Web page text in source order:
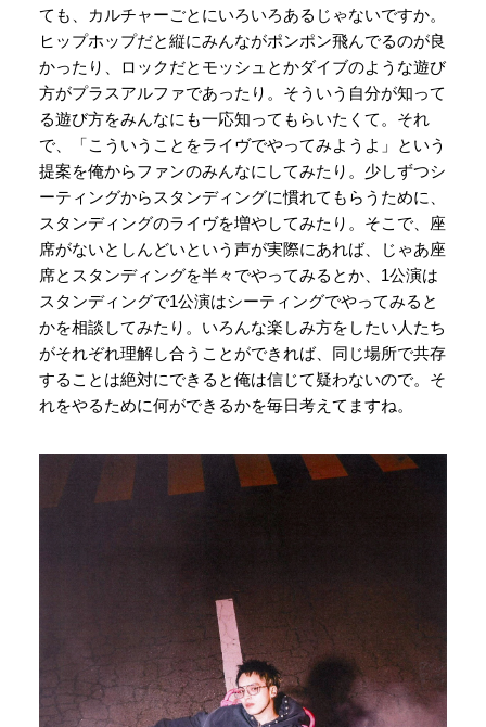
ても、カルチャーごとにいろいろあるじゃないですか。
ヒップホップだと縦にみんながポンポン飛んでるのが良
かったり、ロックだとモッシュとかダイブのような遊び
方がプラスアルファであったり。そういう自分が知って
る遊び方をみんなにも一応知ってもらいたくて。それ
で、「こういうことをライヴでやってみようよ」という
提案を俺からファンのみんなにしてみたり。少しずつシ
ーティングからスタンディングに慣れてもらうために、
スタンディングのライヴを増やしてみたり。そこで、座
席がないとしんどいという声が実際にあれば、じゃあ座
席とスタンディングを半々でやってみるとか、1公演は
スタンディングで1公演はシーティングでやってみると
かを相談してみたり。いろんな楽しみ方をしたい人たち
がそれぞれ理解し合うことができれば、同じ場所で共存
することは絶対にできると俺は信じて疑わないので。そ
れをやるために何ができるかを毎日考えてますね。